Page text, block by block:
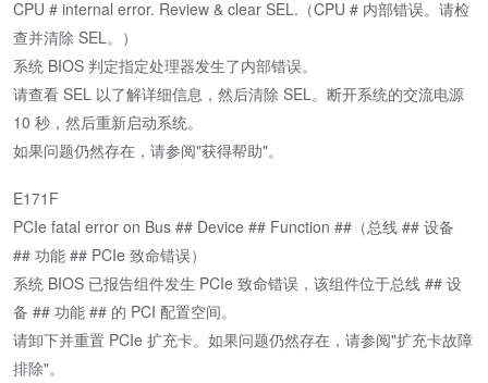
CPU # internal error. Review & clear SEL.（CPU # 内部错误。请检
查并清除 SEL。）
系统 BIOS 判定指定处理器发生了内部错误。
请查看 SEL 以了解详细信息，然后清除 SEL。断开系统的交流电源
10 秒，然后重新启动系统。
如果问题仍然存在，请参阅"获得帮助"。
E171F
PCIe fatal error on Bus ## Device ## Function ##（总线 ## 设备
## 功能 ## PCIe 致命错误）
系统 BIOS 已报告组件发生 PCIe 致命错误，该组件位于总线 ## 设
备 ## 功能 ## 的 PCI 配置空间。
请卸下并重置 PCIe 扩充卡。如果问题仍然存在，请参阅"扩充卡故障
排除"。